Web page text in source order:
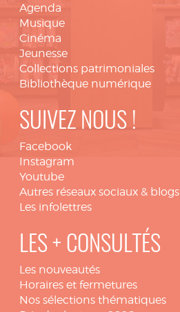
Agenda
Musique
Cinéma
Jeunesse
Collections patrimoniales
Bibliothèque numérique
SUIVEZ NOUS !
Facebook
Instagram
Youtube
Autres réseaux sociaux & blogs
Les infolettres
LES + CONSULTÉS
Les nouveautés
Horaires et fermetures
Nos sélections thématiques